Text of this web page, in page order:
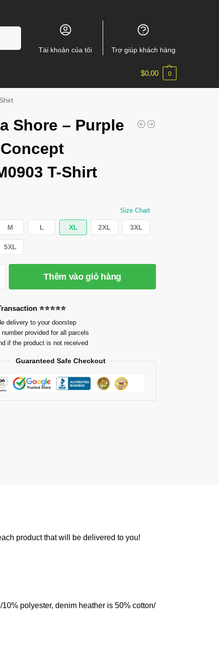
Tài khoản của tôi Trợ giúp khách hàng
$0.00 0
Shore – Purple
T-Shirt
Size Chart
M L XL 2XL 3XL
5XL
Thêm vào giỏ hàng
⭐⭐⭐⭐⭐
delivery to your doorstep
provided for all parcels
if the product is not received
Guaranteed Safe Checkout
product that will be delivered to you!
polyester, denim heather is 50% cotton/